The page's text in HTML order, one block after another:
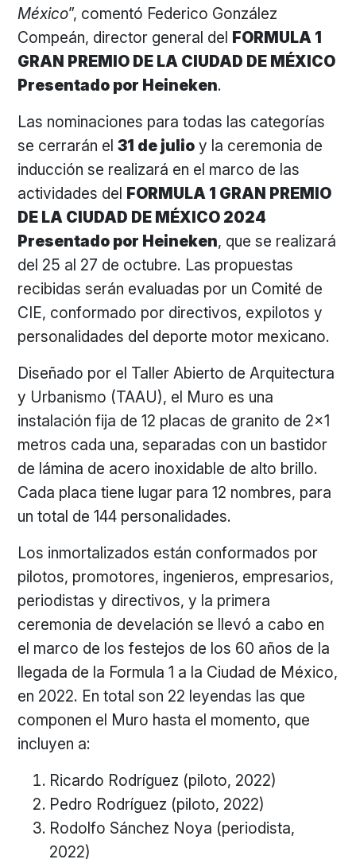
México”, comentó Federico González
Compeán, director general del FORMULA 1
GRAN PREMIO DE LA CIUDAD DE MÉXICO
Presentado por Heineken.
Las nominaciones para todas las categorías
se cerrarán el31 de julio y la ceremonia de
inducción se realizará en el marco de las
actividades del FORMULA 1 GRAN PREMIO
DE LA CIUDAD DE MÉXICO 2024
Presentado por Heineken, que se realizará
del 25 al 27 de octubre. Las propuestas
recibidas serán evaluadas por un Comité de
CIE, conformado por directivos, expilotos y
personalidades del deporte motor mexicano.
Diseñado por el Taller Abierto de Arquitectura
y Urbanismo (TAAU), el Muro es una
instalación fija de 12 placas de granito de 2×1
metros cada una, separadas con un bastidor
de lámina de acero inoxidable de alto brillo.
Cada placa tiene lugar para 12 nombres, para
un total de 144 personalidades.
Los inmortalizados están conformados por
pilotos, promotores, ingenieros, empresarios,
periodistas y directivos, y la primera
ceremonia de develación se llevó a cabo en
el marco de los festejos de los 60 años de la
llegada de la Formula 1 a la Ciudad de México,
en 2022. En total son 22 leyendas las que
componen el Muro hasta el momento, que
incluyen a:
Ricardo Rodríguez (piloto, 2022)
Pedro Rodríguez (piloto, 2022)
Rodolfo Sánchez Noya (periodista,
2022)